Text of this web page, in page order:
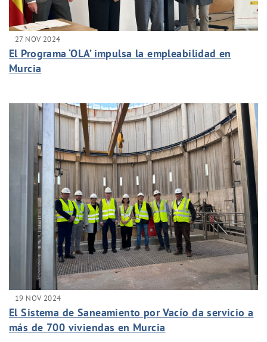
27 NOV 2024
El Programa ‘OLA’ impulsa la empleabilidad en
Murcia
19 NOV 2024
El Sistema de Saneamiento por Vacío da servicio a
más de 700 viviendas en Murcia